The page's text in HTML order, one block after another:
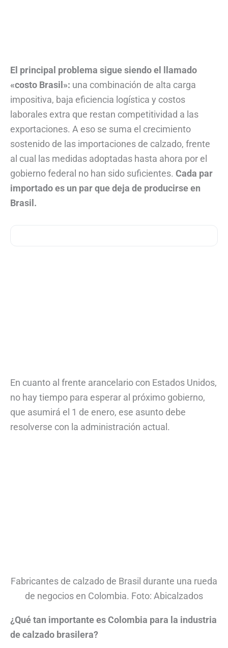
El principal problema sigue siendo el llamado
«costo Brasil»: una combinación de alta carga
impositiva, baja eficiencia logística y costos
laborales extra que restan competitividad a las
exportaciones. A eso se suma el crecimiento
sostenido de las importaciones de calzado, frente
al cual las medidas adoptadas hasta ahora por el
gobierno federal no han sido suficientes. Cada par
importado es un par que deja de producirse en
Brasil.
En cuanto al frente arancelario con Estados Unidos,
no hay tiempo para esperar al próximo gobierno,
que asumirá el 1 de enero, ese asunto debe
resolverse con la administración actual.
Fabricantes de calzado de Brasil durante una rueda
de negocios en Colombia. Foto: Abicalzados
¿Qué tan importante es Colombia para la industria
de calzado brasilera?